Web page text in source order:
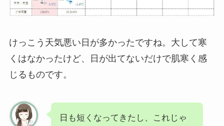
けっこう天気悪い日が多かったですね。大して寒
くはなかったけど、日が出てないだけで肌寒く感
じるものです。
日も短くなってきたし、これじゃ